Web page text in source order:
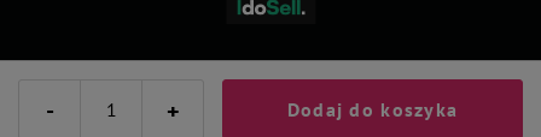
- + Dodaj do koszyka